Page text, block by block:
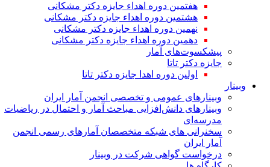
هفتمین دوره اهداء جایزه دکتر مشکانی
هشتمین دوره اهداء جایزه دکتر مشکانی
نهمین دوره اهداء جایزه دکتر مشکانی
دهمین دوره اهداء جایزه دکتر مشکانی
پیشکسوت‌های آمار
جایزه دکتر تاتا
اولین دوره اهدا جایزه دکتر تاتا
وبینار
وبینارهای عمومی و تخصصی انجمن آمار ایران
وبینارهای دانش‌افزایی مباحث آمار و احتمال در ریاضیات
مدرسه‌ای
سخنرانی های شبکه متخصصان آمارهای رسمی انجمن
آمار ایران
درخواست گواهی شرکت در وبینار